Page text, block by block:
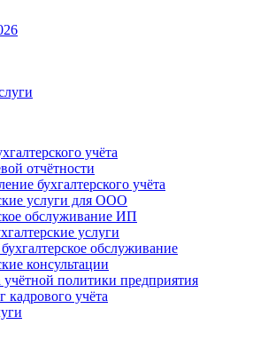
учёта
отчётности
бухгалтерского учёта
услуги для ООО
обслуживание ИП
услуги
обслуживание
консультации
учётной политики предприятия
кадрового учёта